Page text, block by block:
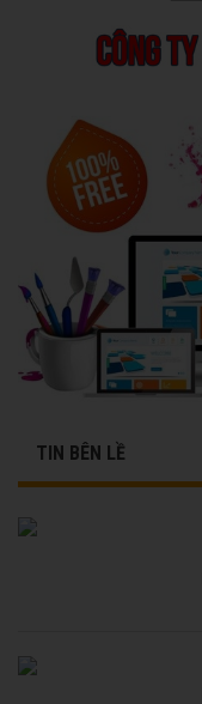
TIN BÊN LỀ